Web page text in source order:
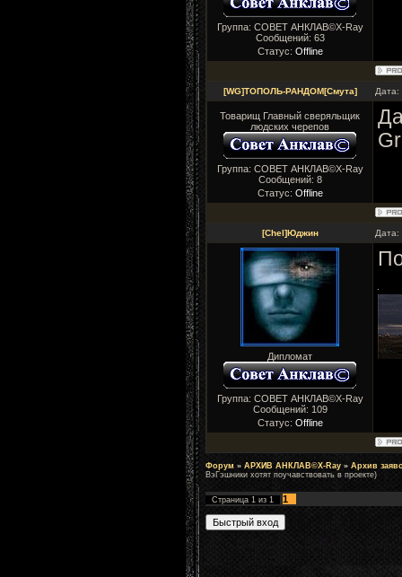
Группа: СОВЕТ АНКЛАВ©X-Ray
Сообщений: 63
Статус: Offline
[WG]ТОПОЛЬ-РАНДОМ[Смута]
Товарищ Главный сверяльщик
людских черепов
Группа: СОВЕТ АНКЛАВ©X-Ray
Сообщений: 8
Статус: Offline
[Chel]Юджин
Дипломат
Группа: СОВЕТ АНКЛАВ©X-Ray
Сообщений: 109
Статус: Offline
Форум » АРХИВ АНКЛАВ©X-Ray » Архив
ВэГэшники хотят поучавствовать в проекте)
Страница 1 из 1 1